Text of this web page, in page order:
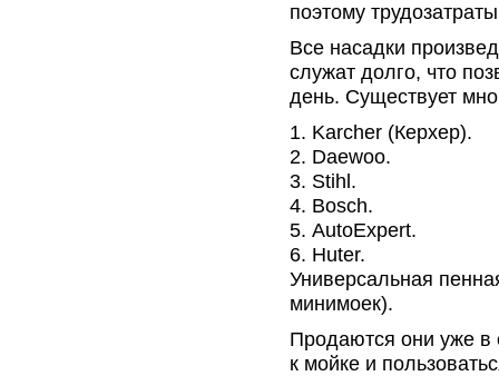
поэтому
Все насадки
служат долго, что
день. Существует
Karcher (Керхер).
Daewoo.
Stihl.
Bosch.
AutoExpert.
Huter.
Универсальная
минимоек).
Продаются они уже в
к мойке и